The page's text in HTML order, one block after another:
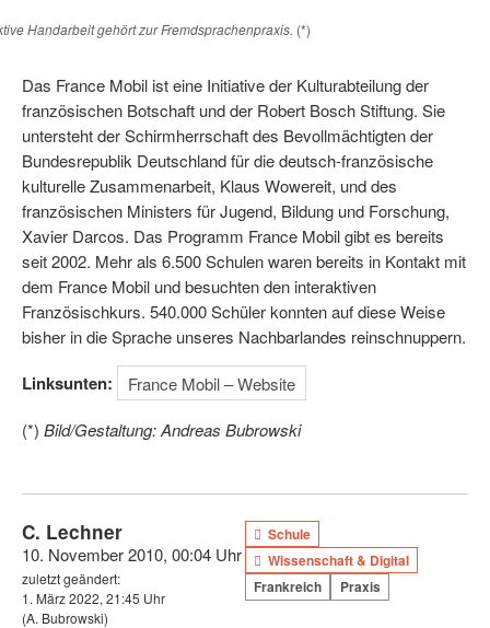
Handarbeit gehört zur Fremdsprachenpraxis. (*)
Das France Mobil ist eine Initiative der Kulturabteilung der
französischen Botschaft und der Robert Bosch Stiftung. Sie
untersteht der Schirmherrschaft des Bevollmächtigten der
Bundesrepublik Deutschland für die deutsch-französische
kulturelle Zusammenarbeit, Klaus Wowereit, und des
französischen Ministers für Jugend, Bildung und Forschung,
Xavier Darcos. Das Programm France Mobil gibt es bereits
seit 2002. Mehr als 6.500 Schulen waren bereits in Kontakt mit
dem France Mobil und besuchten den interaktiven
Französischkurs. 540.000 Schüler konnten auf diese Weise
bisher in die Sprache unseres Nachbarlandes reinschnuppern.
Linksunten: France Mobil – Website
(*) Bild/Gestaltung: Andreas Bubrowski
C. Lechner
10. November 2010, 00:04 Uhr
zuletzt geändert:
1. März 2022, 21:45 Uhr
(A. Bubrowski)
Schule
Wissenschaft & Digital
Frankreich
Praxis